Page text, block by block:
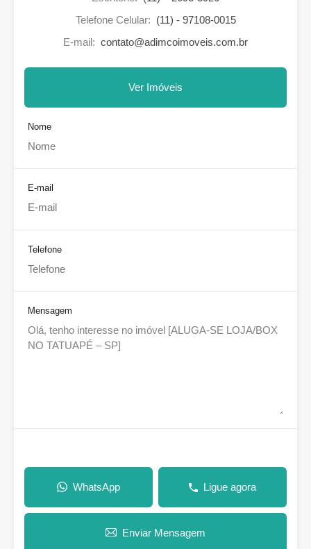
Telefone Celular: (11) - 97108-0015
E-mail: contato@adimcoimoveis.com.br
Ver Imóveis
Nome
E-mail
Telefone
Mensagem
WhatsApp Ligue agora
Enviar Mensagem